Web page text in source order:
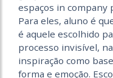
espaços in company
Para eles, aluno é
é aquele escolhido
processo invisível,
inspiração como
forma e emoção.